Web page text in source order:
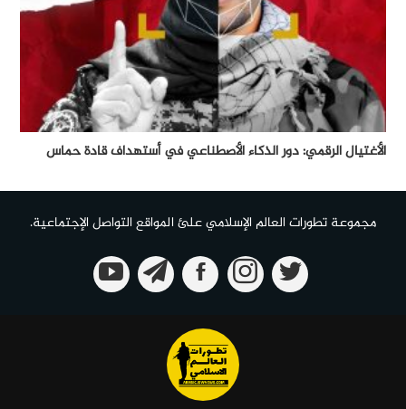
الأغتيال الرقمي: دور الذكاء الأصطناعي في أستهداف قادة حماس
مجموعة تطورات العالم الإسلامي علئ المواقع التواصل الإجتماعية.